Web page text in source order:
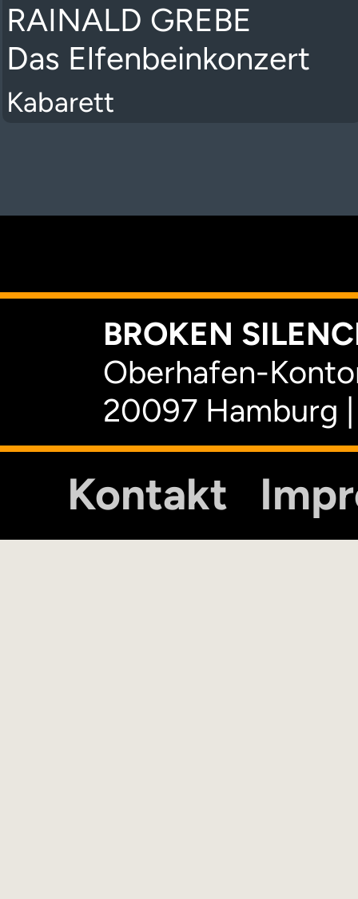
RAINALD GREBE
Das Elfenbeinkonzert
Kabarett
BROKEN
Oberhafen-
20097 Hamburg
Kontakt